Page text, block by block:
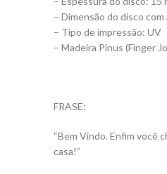
– Dimensão do disco com
– Tipo de impressão: UV
– Madeira Pinus (Finger
FRASE:
“Bem Vindo. Enfim você
casa!”